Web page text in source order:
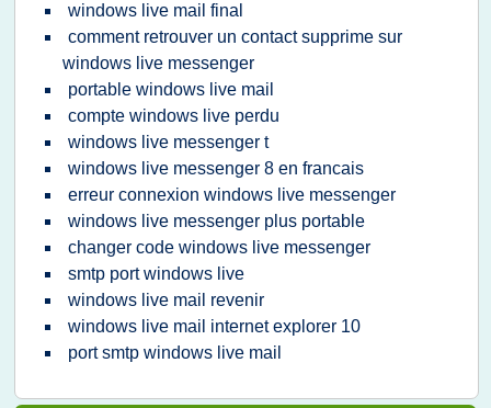
windows live mail final
comment retrouver un contact supprime sur
windows live messenger
portable windows live mail
compte windows live perdu
windows live messenger t
windows live messenger 8 en francais
erreur connexion windows live messenger
windows live messenger plus portable
changer code windows live messenger
smtp port windows live
windows live mail revenir
windows live mail internet explorer 10
port smtp windows live mail